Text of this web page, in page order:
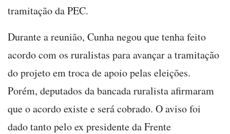
tramitação da PEC.
Durante a reunião, Cunha negou que tenha feito
acordo com os ruralistas para avançar a tramitação
do projeto em troca de apoio pelas eleições.
Porém, deputados da bancada ruralista afirmaram
que o acordo existe e será cobrado. O aviso foi
dado tanto pelo ex presidente da Frente